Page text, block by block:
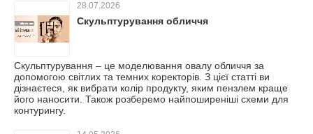
28.07.2026
Скульптурування обличчя
Скульптурування – це моделювання овалу обличчя за
допомогою світлих та темних коректорів. З цієї статті ви
дізнаєтеся, як вибрати колір продукту, яким пензлем краще
його наносити. Також розберемо найпоширеніші схеми для
контурингу.